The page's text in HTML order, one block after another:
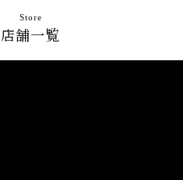
店舗一覧
Store